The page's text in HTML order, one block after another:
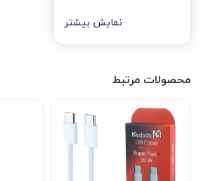
نمایش بیشتر
محصولات مرتبط